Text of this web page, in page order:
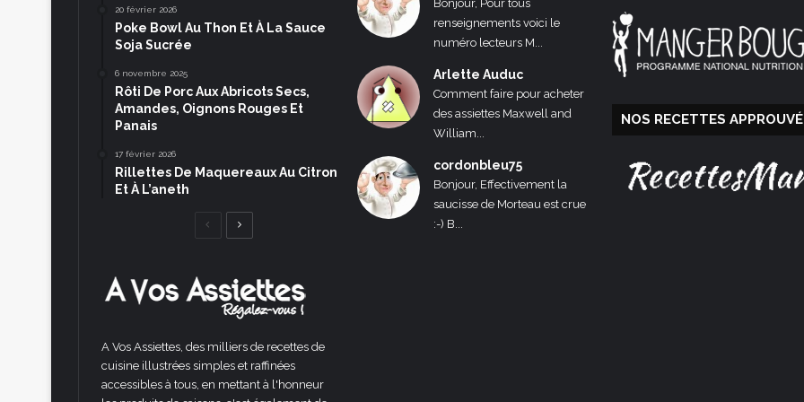
20 février 2026
Poke Bowl Au Thon Et À La Sauce
Soja Sucrée
6 novembre 2025
Rôti De Porc Aux Abricots Secs,
Amandes, Oignons Rouges Et
Panais
17 février 2026
Rillettes De Maquereaux Au Citron
Et À L’aneth
Page
A Vos Assiettes, des milliers de recettes de
cuisine illustrées simples et raffinées
accessibles à tous, en mettant à l'honneur
Bonjour, Pour tous
renseignements voici le
numéro lecteurs M...
Arlette Auduc
Comment faire pour acheter
des assiettes Maxwell and
William...
cordonbleu75
Bonjour, Effectivement la
saucisse de Morteau est crue
:-) B...
NOS RECETTES